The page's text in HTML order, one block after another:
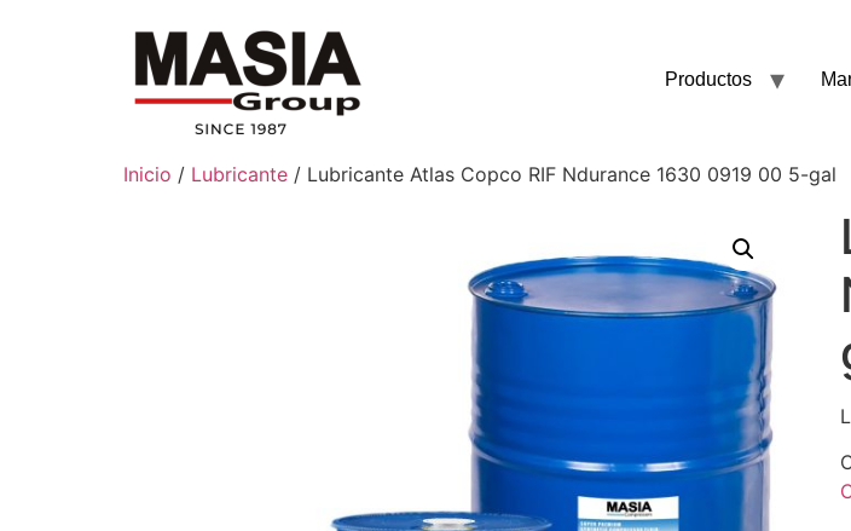
Productos
Inicio / Lubricante / Lubricante Atlas Copco RIF Ndurance 1630 0919 00 5-gal